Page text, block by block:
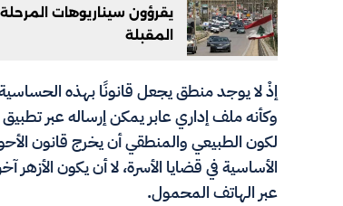
يقرؤون سيناريوهات المرحلة
المقبلة
إذْ لا يوجد منطق يجعل قانونًا بهذه
وكأنه ملف إداري عابر يمكن إرساله عبر
لكون الطبيعي والمنطقي أن يخرج قانون
الأساسية في قضايا الأسرة، لا أن يكون
عبر الهاتف المحمول.